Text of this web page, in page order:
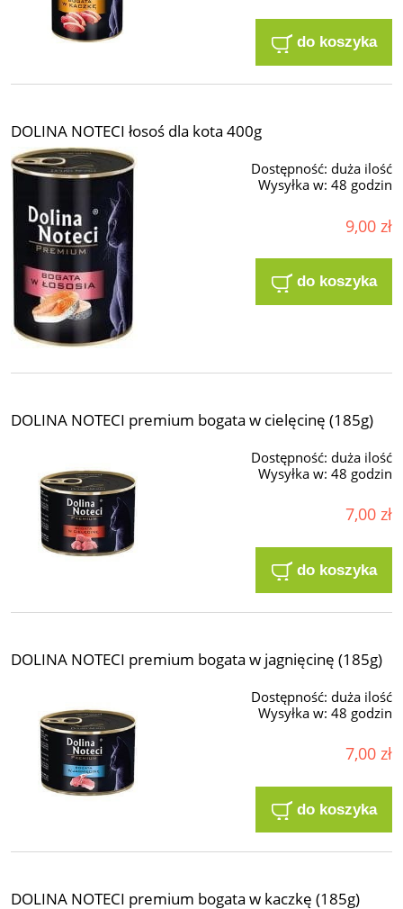
do koszyka
DOLINA NOTECI łosoś dla kota 400g
Dostępność: duża ilość
Wysyłka w: 48 godzin
9,00 zł
do koszyka
DOLINA NOTECI premium bogata w cielęcinę (185g)
Dostępność: duża ilość
Wysyłka w: 48 godzin
7,00 zł
do koszyka
DOLINA NOTECI premium bogata w jagnięcinę (185g)
Dostępność: duża ilość
Wysyłka w: 48 godzin
7,00 zł
do koszyka
DOLINA NOTECI premium bogata w kaczkę (185g)